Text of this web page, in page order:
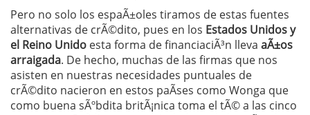
Pero no solo los espaÃ±oles tiramos de estas fuentes
alternativas de crÃ©dito, pues en los Estados Unidos y
el Reino Unido esta forma de financiaciÃ³n lleva aÃ±os
arraigada. De hecho, muchas de las firmas que nos
asisten en nuestras necesidades puntuales de
crÃ©dito nacieron en estos paÃ­ses como Wonga que
como buena sÃºbdita britÃ¡nica toma el tÃ© a las cinco